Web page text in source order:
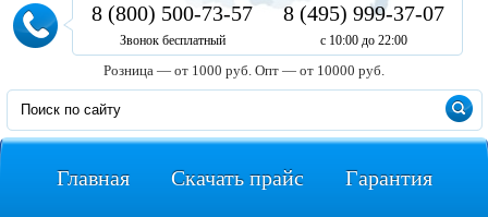
8 (800) 500-73-57
Звонок бесплатный
8 (495) 999-37-07
с 10:00 до 22:00
Розница — от 1000 руб. Опт — от 10000 руб.
Главная Скачать прайс Гарантия